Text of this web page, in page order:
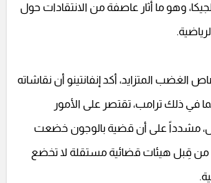
بلجيكا، وهو ما أثار عاصفة من الانتقادات حول
الغضب المتزايد، أكد إنفانتينو أن نقاشاته
في ذلك ترامب، تقتصر على الأمور
مشدداً على أن قضية بالوجون خضعت
من قِبل هيئات قضائية مستقلة لا تخضع